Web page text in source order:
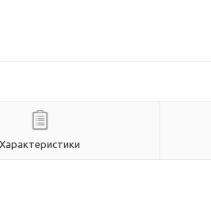
Характеристики